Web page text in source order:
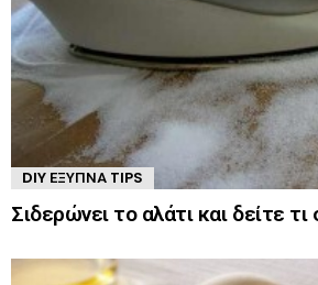
DIY ΈΞΥΠΝΑ TIPS
Σιδερώνει το αλάτι και δείτε τι